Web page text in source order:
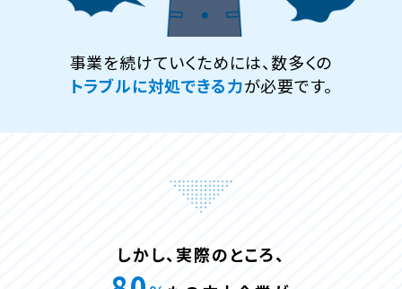
事業を続けていくためには、数多くの
トラブルに対処できる力が必要です。
しかし、実際のところ、